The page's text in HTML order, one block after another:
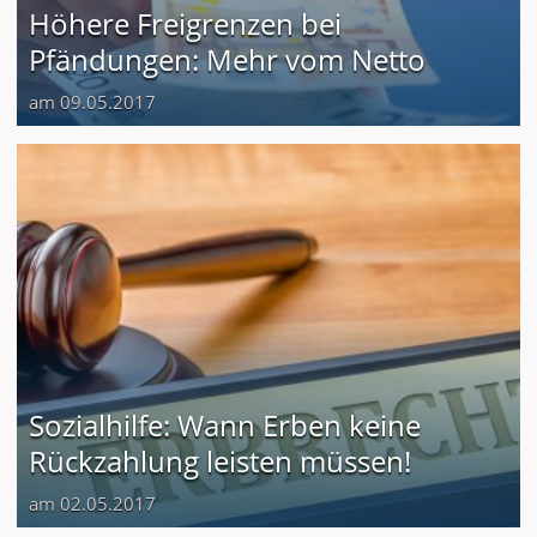
Höhere Freigrenzen bei
Pfändungen: Mehr vom Netto
am 09.05.2017
Sozialhilfe: Wann Erben keine
Rückzahlung leisten müssen!
am 02.05.2017